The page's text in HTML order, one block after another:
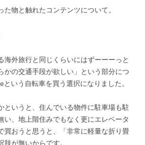
た物と触れたコンテンツについて。
海外旅行と同じくらいにはずーーーっと
かの交通手段が欲しい」という部分につ
いう自転車を買う選択になりました。
というと、住んでいる物件に駐車場も駐
い、地上階住みでもなく更にエレベータ
買おうと思うと、「非常に軽量な折り畳
が無いからです。